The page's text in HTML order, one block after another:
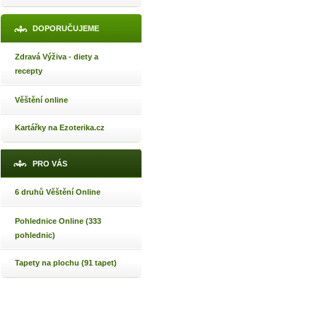
DOPORUČUJEME
Zdravá Výživa - diety a
recepty
Věštění online
Kartářky na Ezoterika.cz
PRO VÁS
6 druhů Věštění Online
Pohlednice Online (333
pohlednic)
Tapety na plochu (91 tapet)